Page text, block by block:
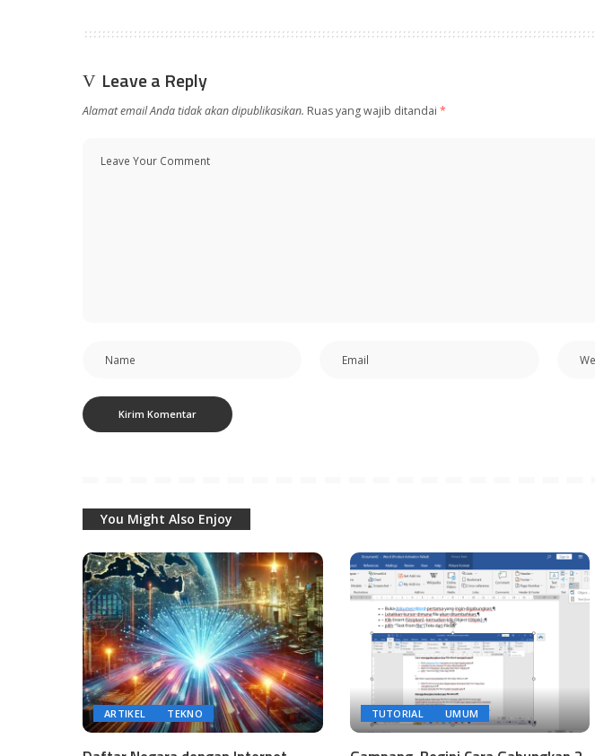
Leave a Reply
Alamat email Anda tidak akan dipublikasikan. Ruas yang wajib ditandai *
You Might Also Enjoy
ARTIKEL TEKNO TUTORIAL UMUM